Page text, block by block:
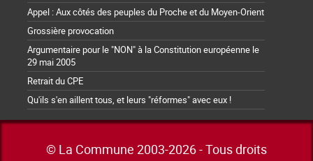
Appel : Aux côtés des peuples du Proche et du Moyen-Orient
Grossière provocation
Argumentaire pour le "NON" à la Constitution européenne le
29 mai 2005
Retrait du CPE
Qu'ils s'en aillent tous, et leurs "réformes" avec eux !
© La Commune 2003-2026 - Tous droits